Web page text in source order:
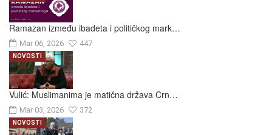
Ramazan između ibadeta i političkog mark…
Mar 06, 2026 447
Vulić: Muslimanima je matična država Crn…
Mar 03, 2026 372
NOVOSTI
NOVOSTI